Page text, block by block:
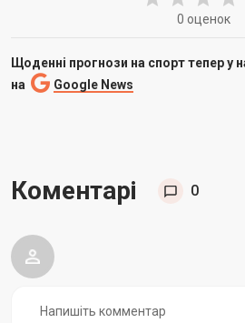
0 оценок
Щоденні прогнози на спорт тепер у
на
Google News
Коментарі 0